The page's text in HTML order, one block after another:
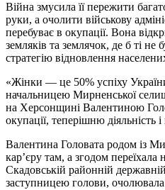
Війна змусила її пережити
руки, а очолити військову
перебуває в окупації. Вона
земляків та землячок, де б ті не
стратегію відновлення
«Жінки — це 50% успіху
начальницею Мирненської
на Херсонщині Валентиною
окупації, теперішню діяльність
Валентина Головата родом із
кар’єру там, а згодом
Скадовській районній державній
заступницею голови, очолювала